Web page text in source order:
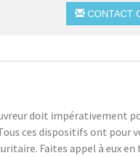
CONTACT
doit impérativement
ces dispositifs ont pour
Faites appel à eux